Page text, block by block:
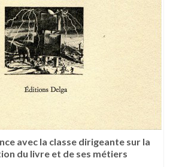
avec la classe dirigeante sur la
du livre et de ses métiers